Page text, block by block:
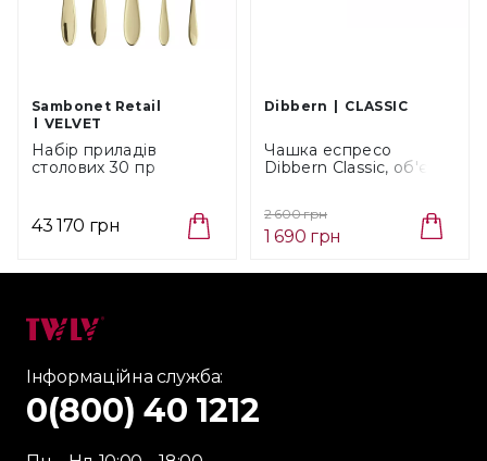
Sambonet Retail
VELVET
Набір приладів
столових 30 пр
43 170 грн
Dibbern CLASSIC
Чашка еспресо
Dibbern Classic, об'єм
2 600 грн
1 690 грн
Інформаційна служба:
0(800) 40 1212